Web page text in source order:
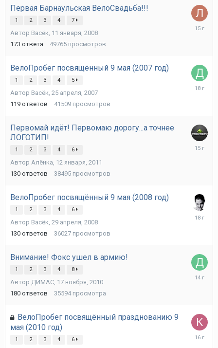
Первая Барнаульская ВелоСвадьба!!!
1 2 3 4 7
Автор Васёк, 11 января, 2008
173 ответа 49765 просмотров
13
ВелоПробег посвящённый 9 мая (2007 год)
1 2 3 4 5
Автор Васёк, 25 апреля, 2007
119 ответов 41509 просмотров
17
Первомай идёт! Первомаю дорогу...а точнее
ЛОГОТИП!
1 2 3 4 6
Автор Алёнка, 12 января, 2011
130 ответов 38495 просмотров
16
ВелоПробег посвящённый 9 мая (2008 год)
1 2 3 4 6
Автор Васёк, 29 апреля, 2008
130 ответов 36027 просмотров
10
Внимание! Фокс ушел в армию!
1 2 3 4 8
Автор ДИМАС, 17 ноября, 2010
180 ответов 35594 просмотра
ВелоПробег посвящённый празднованию 9
мая (2010 год)
1 2 3 4 6
10